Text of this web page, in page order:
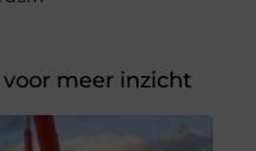
voor meer inzicht